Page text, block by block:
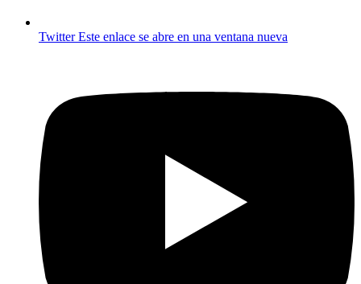
TwitterEste enlace se abre en una ventana nueva